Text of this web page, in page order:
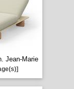
Jean-Marie